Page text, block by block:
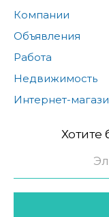
Компании
Объявления
Работа
Недвижимость
Интернет-
Хотите